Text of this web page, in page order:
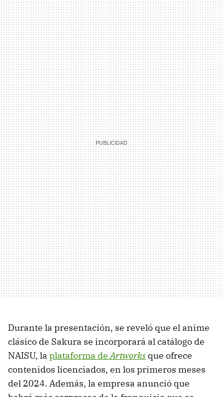
Durante la presentación, se reveló que el anime
clásico de Sakura se incorporará al catálogo de
NAISU, la plataforma deArtworks que ofrece
contenidos licenciados, en los primeros meses
del 2024. Además, la empresa anunció que